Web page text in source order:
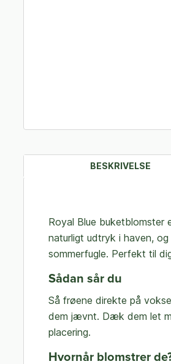
BESKRIVELSE
Royal Blue buketblomster
naturligt udtryk i haven,
sommerfugle. Perfekt til
Sådan sår du
Så frøene direkte på
dem jævnt. Dæk dem let
placering.
Hvornår blomstrer